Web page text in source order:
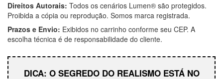
Direitos Autorais: Todos os cenários Lumen® são protegidos.
Proibida a cópia ou reprodução. Somos marca registrada.
Prazos e Envio: Exibidos no carrinho conforme seu CEP. A
escolha técnica é de responsabilidade do cliente.
DICA: O SEGREDO DO REALISMO ESTÁ NO